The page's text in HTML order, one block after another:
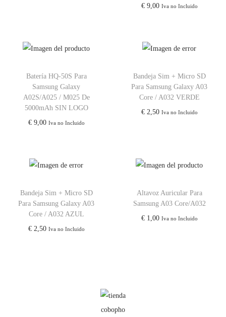
€9,00 Iva no Incluido
Batería HQ-50S Para
Samsung Galaxy
A02S/A025 / M025 De
5000mAh SIN LOGO
€9,00 Iva no Incluido
Bandeja Sim + Micro SD
Para Samsung Galaxy A03
Core / A032 VERDE
€2,50 Iva no Incluido
Bandeja Sim + Micro SD
Para Samsung Galaxy A03
Core / A032 AZUL
€2,50 Iva no Incluido
Altavoz Auricular Para
Samsung A03 Core/A032
€1,00 Iva no Incluido